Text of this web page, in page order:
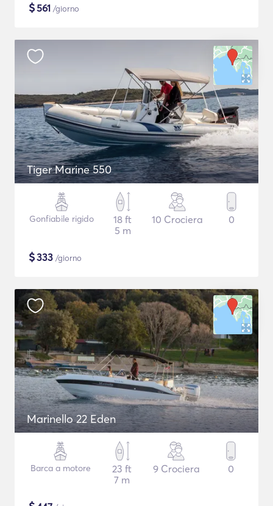
$561 /giorno
Tiger Marine 550
Gonfiabile rigido
18 ft
5 m
10 Crociera 0
$333 /giorno
Marinello 22 Eden
Barca a motore
23 ft
7 m
9 Crociera 0